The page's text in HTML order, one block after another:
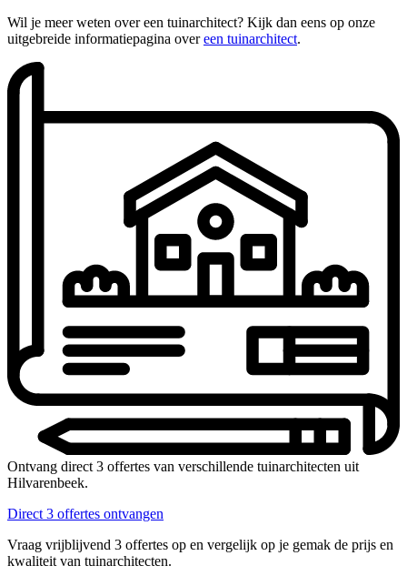
Wil je meer weten over een tuinarchitect? Kijk dan eens op onze
uitgebreide informatiepagina overeen tuinarchitect.
Ontvang direct 3 offertes van verschillende tuinarchitecten uit
Hilvarenbeek.
Direct 3 offertes ontvangen
Vraag vrijblijvend 3 offertes op en vergelijk op je gemak de prijs en
kwaliteit van tuinarchitecten.